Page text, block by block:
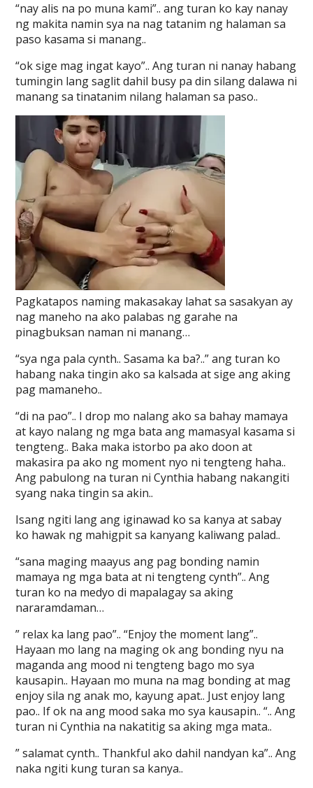
“nay alis na po muna kami”.. ang turan ko kay nanay
ng makita namin sya na nag tatanim ng halaman sa
paso kasama si manang..
“ok sige mag ingat kayo”.. Ang turan ni nanay habang
tumingin lang saglit dahil busy pa din silang dalawa ni
manang sa tinatanim nilang halaman sa paso..
Pagkatapos naming makasakay lahat sa sasakyan ay
nag maneho na ako palabas ng garahe na
pinagbuksan naman ni manang…
“sya nga pala cynth.. Sasama ka ba?..” ang turan ko
habang naka tingin ako sa kalsada at sige ang aking
pag mamaneho..
“di na pao”.. I drop mo nalang ako sa bahay mamaya
at kayo nalang ng mga bata ang mamasyal kasama si
tengteng.. Baka maka istorbo pa ako doon at
makasira pa ako ng moment nyo ni tengteng haha..
Ang pabulong na turan ni Cynthia habang nakangiti
syang naka tingin sa akin..
Isang ngiti lang ang iginawad ko sa kanya at sabay
ko hawak ng mahigpit sa kanyang kaliwang palad..
“sana maging maayus ang pag bonding namin
mamaya ng mga bata at ni tengteng cynth”.. Ang
turan ko na medyo di mapalagay sa aking
nararamdaman…
” relax ka lang pao”.. “Enjoy the moment lang”..
Hayaan mo lang na maging ok ang bonding nyu na
maganda ang mood ni tengteng bago mo sya
kausapin.. Hayaan mo muna na mag bonding at mag
enjoy sila ng anak mo, kayung apat.. Just enjoy lang
pao.. If ok na ang mood saka mo sya kausapin.. “.. Ang
turan ni Cynthia na nakatitig sa aking mga mata..
” salamat cynth.. Thankful ako dahil nandyan ka”.. Ang
naka ngiti kung turan sa kanya..